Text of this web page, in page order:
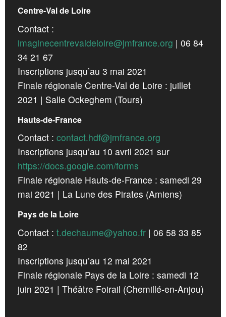
CROATIA
Centre-Val de Loire
Contact :
imaginecentrevaldeloire@jmfrance.org | 06 84
34 21 67
Inscriptions jusqu’au 3 mai 2021
Finale régionale Centre-Val de Loire : juillet
2021 | Salle Ockeghem (Tours)
Hauts-de-France
Contact : contact.hdf@jmfrance.org
Inscriptions jusqu’au 10 avril 2021 sur
https://docs.google.com/forms
Finale régionale Hauts-de-France : samedi 29
mai 2021 | La Lune des Pirates (Amiens)
Pays de la Loire
Contact : t.dechaume@yahoo.fr | 06 58 33 85
82
Inscriptions jusqu’au 12 mai 2021
Finale régionale Pays de la Loire : samedi 12
juin 2021 | Théâtre Foirail (Chemillé-en-Anjou)